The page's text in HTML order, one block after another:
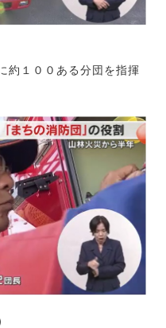
約１００ある分団を指揮